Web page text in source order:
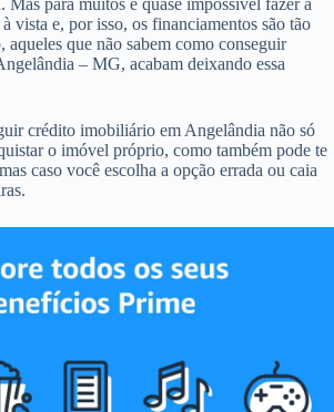
para muitos é quase impossível fazer a
vista e, por isso, os financiamentos são tão
aqueles que não sabem como conseguir
– MG, acabam deixando essa
crédito imobiliário em Angelândia não só
o imóvel próprio, como também pode te
caso você escolha a opção errada ou caia